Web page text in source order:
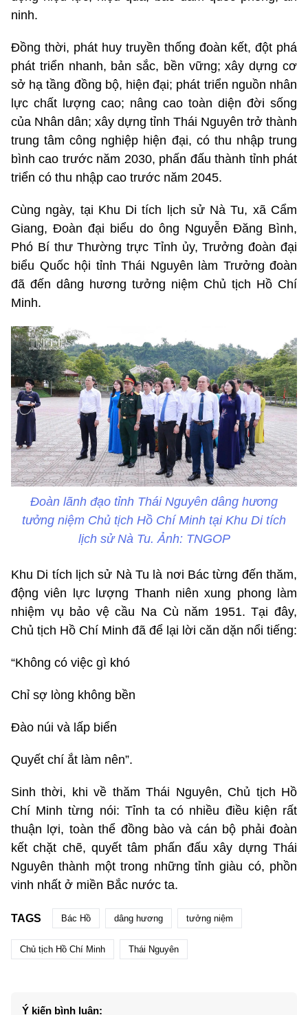
ninh.
Đồng thời, phát huy truyền thống đoàn kết, đột phá
phát triển nhanh, bản sắc, bền vững; xây dựng cơ
sở hạ tầng đồng bộ, hiện đại; phát triển nguồn nhân
lực chất lượng cao; nâng cao toàn diện đời sống
của Nhân dân; xây dựng tỉnh Thái Nguyên trở thành
trung tâm công nghiệp hiện đại, có thu nhập trung
bình cao trước năm 2030, phấn đấu thành tỉnh phát
triển có thu nhập cao trước năm 2045.
Cùng ngày, tại Khu Di tích lịch sử Nà Tu, xã Cẩm
Giang, Đoàn đại biểu do ông Nguyễn Đăng Bình,
Phó Bí thư Thường trực Tỉnh ủy, Trưởng đoàn đại
biểu Quốc hội tỉnh Thái Nguyên làm Trưởng đoàn
đã đến dâng hương tưởng niệm Chủ tịch Hồ Chí
Minh.
Đoàn lãnh đạo tỉnh Thái Nguyên dâng hương
tưởng niệm Chủ tịch Hồ Chí Minh tại Khu Di tích
lịch sử Nà Tu. Ảnh: TNGOP
Khu Di tích lịch sử Nà Tu là nơi Bác từng đến thăm,
động viên lực lượng Thanh niên xung phong làm
nhiệm vụ bảo vệ cầu Na Cù năm 1951. Tại đây,
Chủ tịch Hồ Chí Minh đã để lại lời căn dặn nổi tiếng:
“Không có việc gì khó
Chỉ sợ lòng không bền
Đào núi và lấp biển
Quyết chí ắt làm nên”.
Sinh thời, khi về thăm Thái Nguyên, Chủ tịch Hồ
Chí Minh từng nói: Tỉnh ta có nhiều điều kiện rất
thuận lợi, toàn thể đồng bào và cán bộ phải đoàn
kết chặt chẽ, quyết tâm phấn đấu xây dựng Thái
Nguyên thành một trong những tỉnh giàu có, phồn
vinh nhất ở miền Bắc nước ta.
TAGS Bác Hồ dâng hương tưởng niệm
Chủ tịch Hồ Chí Minh Thái Nguyên
Ý kiến bình luận: